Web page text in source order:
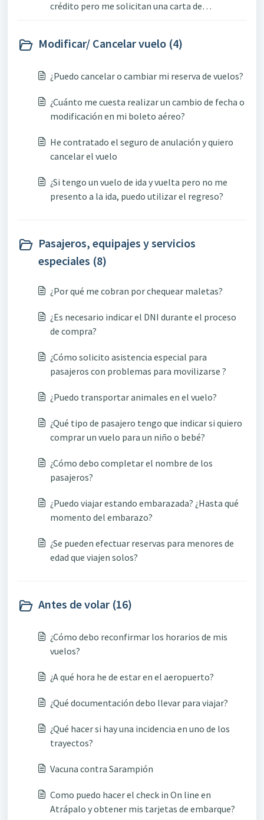
crédito pero me solicitan una carta de
Modificar/ Cancelar vuelo (4)
¿Puedo cancelar o cambiar mi reserva de vuelos?
¿Cuánto me cuesta realizar un cambio de fecha o
modificación en mi boleto aéreo?
He contratado el seguro de anulación y quiero
cancelar el vuelo
¿Si tengo un vuelo de ida y vuelta pero no me
presento a la ida, puedo utilizar el regreso?
Pasajeros, equipajes y servicios
especiales (8)
¿Por qué me cobran por chequear maletas?
¿Es necesario indicar el DNI durante el proceso
de compra?
¿Cómo solicito asistencia especial para
pasajeros con problemas para movilizarse ?
¿Puedo transportar animales en el vuelo?
¿Qué tipo de pasajero tengo que indicar si quiero
comprar un vuelo para un niño o bebé?
¿Cómo debo completar el nombre de los
pasajeros?
¿Puedo viajar estando embarazada? ¿Hasta qué
momento del embarazo?
¿Se pueden efectuar reservas para menores de
edad que viajen solos?
Antes de volar (16)
¿Cómo debo reconfirmar los horarios de mis
vuelos?
¿A qué hora he de estar en el aeropuerto?
¿Qué documentación debo llevar para viajar?
¿Qué hacer si hay una incidencia en uno de los
trayectos?
Vacuna contra Sarampión
Como puedo hacer el check in On line en
Atrápalo y obtener mis tarjetas de embarque?